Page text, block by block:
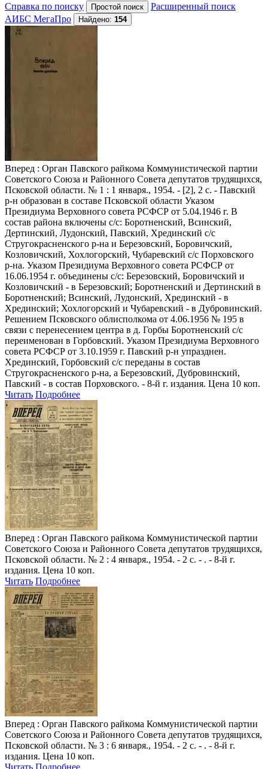
Справка по поиску
Расширенный поиск
АИБС МегаПро
Найдено: 154
Вперед : Орган Павского райкома Коммунистической партии
Советского Союза и Районного Совета депутатов трудящихся,
Псковской области. № 1 : 1 января., 1954. - [2], 2 с. - Павский
р-н образован в составе Псковской области Указом
Президиума Верховного совета РСФСР от 5.04.1946 г. В
состав района включены с/с: Боротненский, Всинский,
Дертинский, Лудонский, Павский, Хрединский с/с
Стругокрасненского р-на и Березовский, Боровичский,
Козловичский, Хохлогорский, Чубаревский с/с Порховского
р-на. Указом Президиума Верховного совета РСФСР от
16.06.1954 г. объединены с/с: Березовский, Боровичский и
Козловичский - в Березовский; Боротненский и Дертинский в
Боротненский; Всинский, Лудонский, Хрединский - в
Хрединский; Хохлогорский и Чубаревский - в Дубровинский.
Решением Псковского облисполкома от 4.06.1956 № 195 в
связи с перенесением центра в д. Горбы Боротненский с/с
переименован в Горбовский. Указом Президиума Верховного
совета РСФСР от 3.10.1959 г. Павский р-н упразднен.
Хрединский, Горбовский с/с переданы в состав
Стругокрасненского р-на, а Березовский, Дубровинский,
Павский - в состав Порховского. - 8-й г. издания. Цена 10 коп.
Читать Подробнее
Вперед : Орган Павского райкома Коммунистической партии
Советского Союза и Районного Совета депутатов трудящихся,
Псковской области. № 2 : 4 января., 1954. - 2 с. - . - 8-й г.
издания. Цена 10 коп.
Читать Подробнее
Вперед : Орган Павского райкома Коммунистической партии
Советского Союза и Районного Совета депутатов трудящихся,
Псковской области. № 3 : 6 января., 1954. - 2 с. - . - 8-й г.
издания. Цена 10 коп.
Читать Подробнее